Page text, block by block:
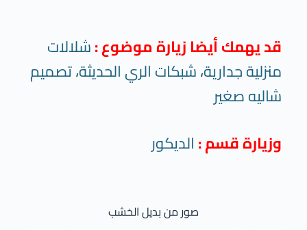
قد يهمك أيضا زيارة موضوع :شلالات
منزلية جدارية،شبكات الري الحديثة،تصميم
شاليه صغير
وزيارة قسم :الديكور
صور من بديل الخشب